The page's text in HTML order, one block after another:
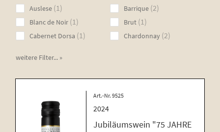
Auslese 11
product
Barrique 22
Blanc de Noir 11
product
Brut 11
product
Cabernet Dorsa 11
Chardonnay 22
weitere Filter... »
Art.-Nr. 9525
2024
Jubiläumswein "75 JAHRE